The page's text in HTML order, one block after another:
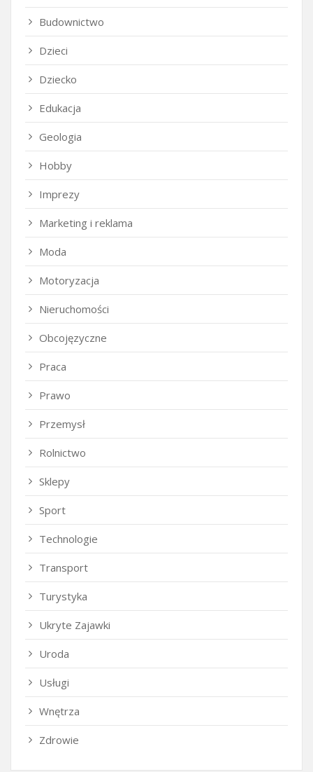
Budownictwo
Dzieci
Dziecko
Edukacja
Geologia
Hobby
Imprezy
Marketing i reklama
Moda
Motoryzacja
Nieruchomości
Obcojęzyczne
Praca
Prawo
Przemysł
Rolnictwo
Sklepy
Sport
Technologie
Transport
Turystyka
Ukryte Zajawki
Uroda
Usługi
Wnętrza
Zdrowie